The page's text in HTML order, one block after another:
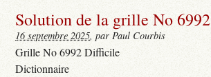
Solution de la grille No 6992
16 septembre 2025, par Paul Courbis
Grille No 6992 Difficile
Dictionnaire